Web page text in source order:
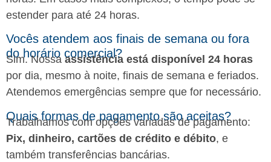
estender para até 24 horas.
Vocês atendem aos finais de semana ou fora
do horário comercial?
Sim. Nossa assistência está disponível 24 horas
por dia, mesmo à noite, finais de semana e feriados.
Atendemos emergências sempre que for necessário.
Quais formas de pagamento são aceitas?
Trabalhamos com opções variadas de pagamento:
Pix, dinheiro, cartões de crédito e débito, e
também transferências bancárias.